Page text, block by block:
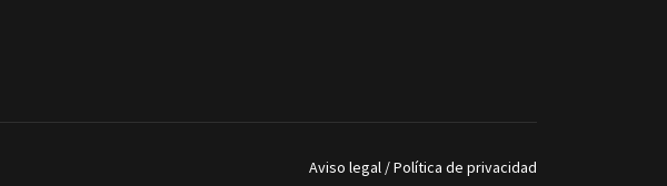
Aviso legal /Política de privacidad